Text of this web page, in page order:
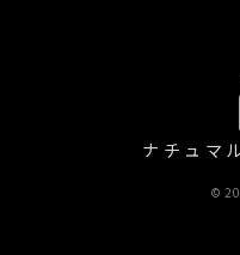
ナチュマ
©